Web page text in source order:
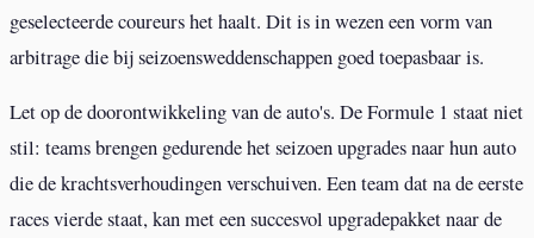
geselecteerde coureurs het haalt. Dit is in wezen een vorm van
arbitrage die bij seizoensweddenschappen goed toepasbaar is.
Let op de doorontwikkeling van de auto's. De Formule 1 staat niet
stil: teams brengen gedurende het seizoen upgrades naar hun auto
die de krachtsverhoudingen verschuiven. Een team dat na de eerste
races vierde staat, kan met een succesvol upgradepakket naar de